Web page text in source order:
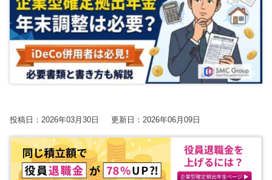
税理士変更をお考えの方
保護中: 【2026年9.10.11月開催】第20期中津川会計塾
2025.11.25更新
【2026年10.11.12月開催】第4回：節税セミナー 2025.11.14更新
【2026年開催】決算書の読み方セミナー 2025.11.13更新
【2026年開催】初心者さんの会社経営塾 2025.11.13更新
【新サービス開始】経営・資金繰り無料相談室のご案内
動画で勉強する！
経営改善トピック
経営改善トピック
資金調達ト
経営情報コラム一覧
確定申告コラム
無申告コラム
帳簿・決算書コラム
経営改善コラム
資金調達コラム
東京オフィス 名古屋オフィス
多治見オフィス 中津川オフィス
無料で資料ダウンロード
投稿日：2026年03月30日 更新日：2026年06月09日